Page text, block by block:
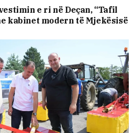
e ri në Deçan, “Tafil
kabinet modern të Mjekësisë